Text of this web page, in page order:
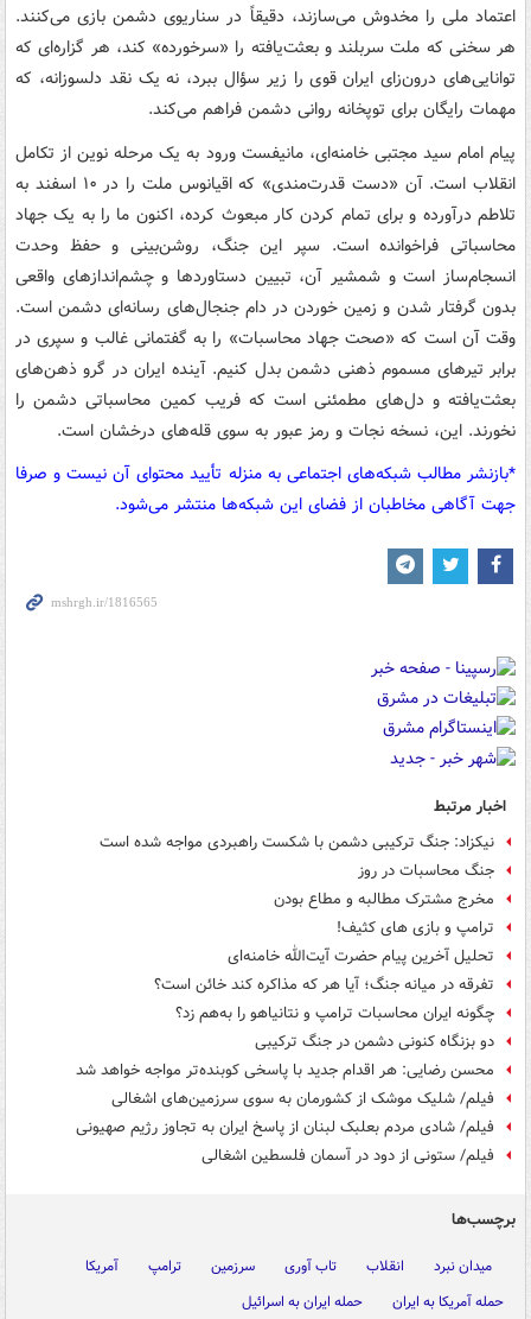
اعتماد ملی را مخدوش می‌سازند، دقیقاً در سناریوی دشمن بازی می‌کنند.
هر سخنی که ملت سربلند و بعثت‌یافته را «سرخورده» کند، هر گزاره‌ای که
توانایی‌های درون‌زای ایران قوی را زیر سؤال ببرد، نه یک نقد دلسوزانه، که
مهمات رایگان برای توپخانه روانی دشمن فراهم می‌کند.
پیام امام سید مجتبی خامنه‌ای، مانیفست ورود به یک مرحله نوین از تکامل
انقلاب است. آن «دست قدرت‌مندی» که اقیانوس ملت را در ۱۰ اسفند به
تلاطم درآورده و برای تمام کردن کار مبعوث کرده، اکنون ما را به یک جهاد
محاسباتی فراخوانده است. سپر این جنگ، روشن‌بینی و حفظ وحدت
انسجام‌ساز است و شمشیر آن، تبیین دستاوردها و چشم‌اندازهای واقعی
بدون گرفتار شدن و زمین خوردن در دام جنجال‌های رسانه‌ای دشمن است.
وقت آن است که «صحت جهاد محاسبات» را به گفتمانی غالب و سپری در
برابر تیرهای مسموم ذهنی دشمن بدل کنیم. آینده ایران در گرو ذهن‌های
بعثت‌یافته و دل‌های مطمئنی است که فریب کمین محاسباتی دشمن را
نخورند. این، نسخه نجات و رمز عبور به سوی قله‌های درخشان است.
*بازنشر مطالب شبکه‌های اجتماعی به منزله تأیید محتوای آن نیست و صرفا
جهت آگاهی مخاطبان از فضای این شبکه‌ها منتشر می‌شود.
اخبار مرتبط
نیکزاد: جنگ ترکیبی دشمن با شکست راهبردی مواجه شده است
جنگ محاسبات در روز
مخرج مشترک مطالبه و مطاع بودن
ترامپ و بازی های کثیف!
تحلیل آخرین پیام حضرت آیت‌الله خامنه‌ای
تفرقه در میانه جنگ؛ آیا هر که مذاکره کند خائن است؟
چگونه ایران محاسبات ترامپ و نتانیاهو را به‌هم زد؟
دو بزنگاه کنونی دشمن در جنگ ترکیبی
محسن رضایی: هر اقدام جدید با پاسخی کوبنده‌تر مواجه خواهد شد
فیلم/ شلیک موشک از کشورمان به سوی سرزمین‌های اشغالی
فیلم/ شادی مردم بعلبک لبنان از پاسخ ایران به تجاوز رژیم‌ صهیونی
فیلم/ ستونی از دود در آسمان فلسطین اشغالی
برچسب‌ها
میدان نبرد انقلاب تاب آوری سرزمین ترامپ
آمریکا
حمله آمریکا به ایران
حمله ایران به اسرائیل